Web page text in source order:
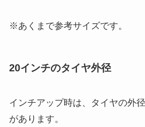
※あくまで参考サイズです。
20インチのタイヤ外径
インチアップ時は、タイヤの外
があります。